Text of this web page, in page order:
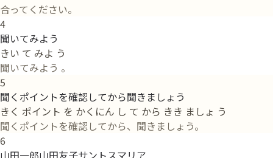
合ってください。
4
聞いてみよう
きい て みよ う
聞いてみよう 。
5
聞くポイントを確認してから聞きましょう
きく ポイント を かくにん し て から きき ましょ う
聞くポイントを確認してから、聞きましょう。
6